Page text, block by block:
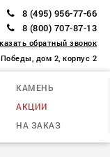
8 (495) 956-77-66
8 (800) 707-87-13
обратный звонок
дом 2, корпус 2
КАМЕНЬ
АКЦИИ
НА ЗАКАЗ